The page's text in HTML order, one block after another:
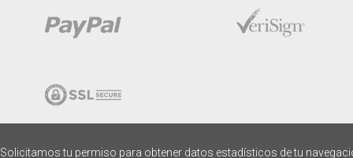
Solicitamos tu permiso para obtener datos estadísticos de tu